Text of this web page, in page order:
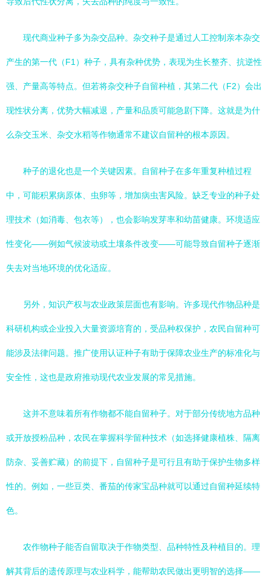
现代商业种子多为杂交品种。杂交种子是通过人工控制亲本杂交
产生的第一代（F1）种子，具有杂种优势，表现为生长整齐、抗逆性
强、产量高等特点。但若将杂交种子自留种植，其第二代（F2）会出
现性状分离，优势大幅减退，产量和品质可能急剧下降。这就是为什
么杂交玉米、杂交水稻等作物通常不建议自留种的根本原因。
种子的退化也是一个关键因素。自留种子在多年重复种植过程
中，可能积累病原体、虫卵等，增加病虫害风险。缺乏专业的种子处
理技术（如消毒、包衣等），也会影响发芽率和幼苗健康。环境适应
性变化——例如气候波动或土壤条件改变——可能导致自留种子逐渐
失去对当地环境的优化适应。
另外，知识产权与农业政策层面也有影响。许多现代作物品种是
科研机构或企业投入大量资源培育的，受品种权保护，农民自留种可
能涉及法律问题。推广使用认证种子有助于保障农业生产的标准化与
安全性，这也是政府推动现代农业发展的常见措施。
这并不意味着所有作物都不能自留种子。对于部分传统地方品种
或开放授粉品种，农民在掌握科学留种技术（如选择健康植株、隔离
防杂、妥善贮藏）的前提下，自留种子是可行且有助于保护生物多样
性的。例如，一些豆类、番茄的传家宝品种就可以通过自留种延续特
色。
农作物种子能否自留取决于作物类型、品种特性及种植目的。理
解其背后的遗传原理与农业科学，能帮助农民做出更明智的选择——